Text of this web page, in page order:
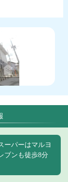
ーパーはマルヨ
ブンも徒歩8分